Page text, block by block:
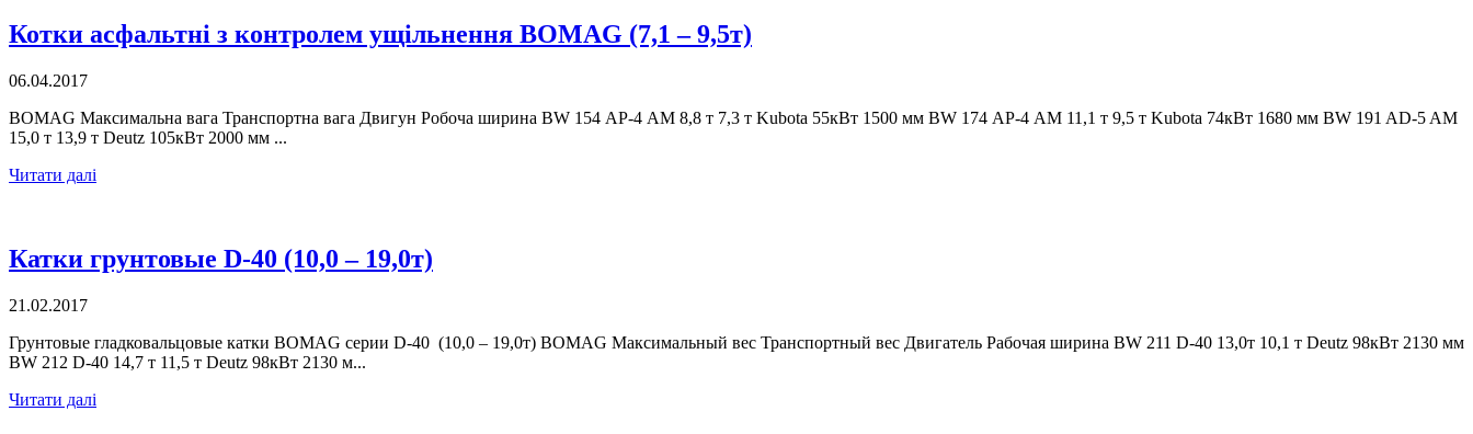
Котки асфальтні з контролем ущільнення BOMAG (7,1 – 9,5т)
06.04.2017
BOMAG Максимальна вага Транспортна вага Двигун Робоча ширина BW 154 АР-4 AM 8,8 т 7,3 т Kubota 55кВт 1500 мм BW 174 АР-4 AM 11,1 т 9,5 т Kubota 74кВт 1680 мм BW 191 AD-5 AM
15,0 т 13,9 т Deutz 105кВт 2000 мм ...
Читати далі
Катки грунтовые D-40 (10,0 – 19,0т)
21.02.2017
Грунтовые гладковальцовые катки BOMAG серии D-40 (10,0 – 19,0т) BOMAG Максимальный вес Транспортный вес Двигатель Рабочая ширина BW 211 D-40 13,0т 10,1 т Deutz 98кВт 2130 мм
BW 212 D-40 14,7 т 11,5 т Deutz 98кВт 2130 м...
Читати далі